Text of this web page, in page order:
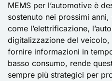
MEMS per l’automotive è
sostenuto nei prossimi
come l’elettrificazione,
digitalizzazione del
fornire informazioni in
basso consumo, rende
sempre più strategici per